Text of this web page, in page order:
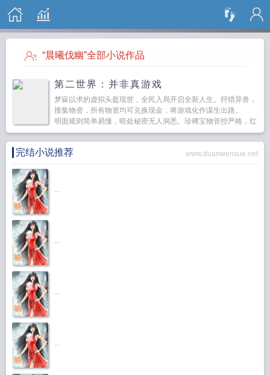
搜 索
“晨曦伐幽”全部小说作品
第二世界：并非真游戏
梦寐以求的虚拟头盔现世，全民入局开启全新人生。狩猎异兽，
搜集物资，所有物资均可兑换现金，将游戏化作谋生出路。
明面规则简单易懂，暗处秘密无人洞悉。珍稀宝物管控严格，红
名玩家无缘触碰，神秘道具更是无人知晓样…...
完结小说推荐 www.duanwenxue.net
...
...
...
...